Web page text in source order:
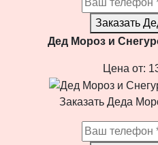
Заказать
Дед Мороз и
Цена от:
Заказать Деда